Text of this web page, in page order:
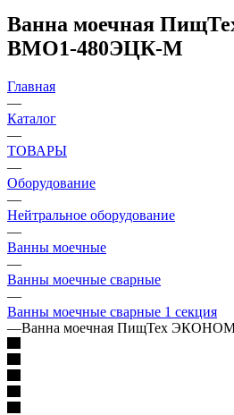
Ванна моечная
ВМО1-480ЭЦК-М
Главная
—
Каталог
—
ТОВАРЫ
—
Оборудование
—
Нейтральное оборудование
—
Ванны моечные
—
Ванны моечные сварные
—
Ванны моечные сварные 1 секция
—Ванна моечная ПищТех